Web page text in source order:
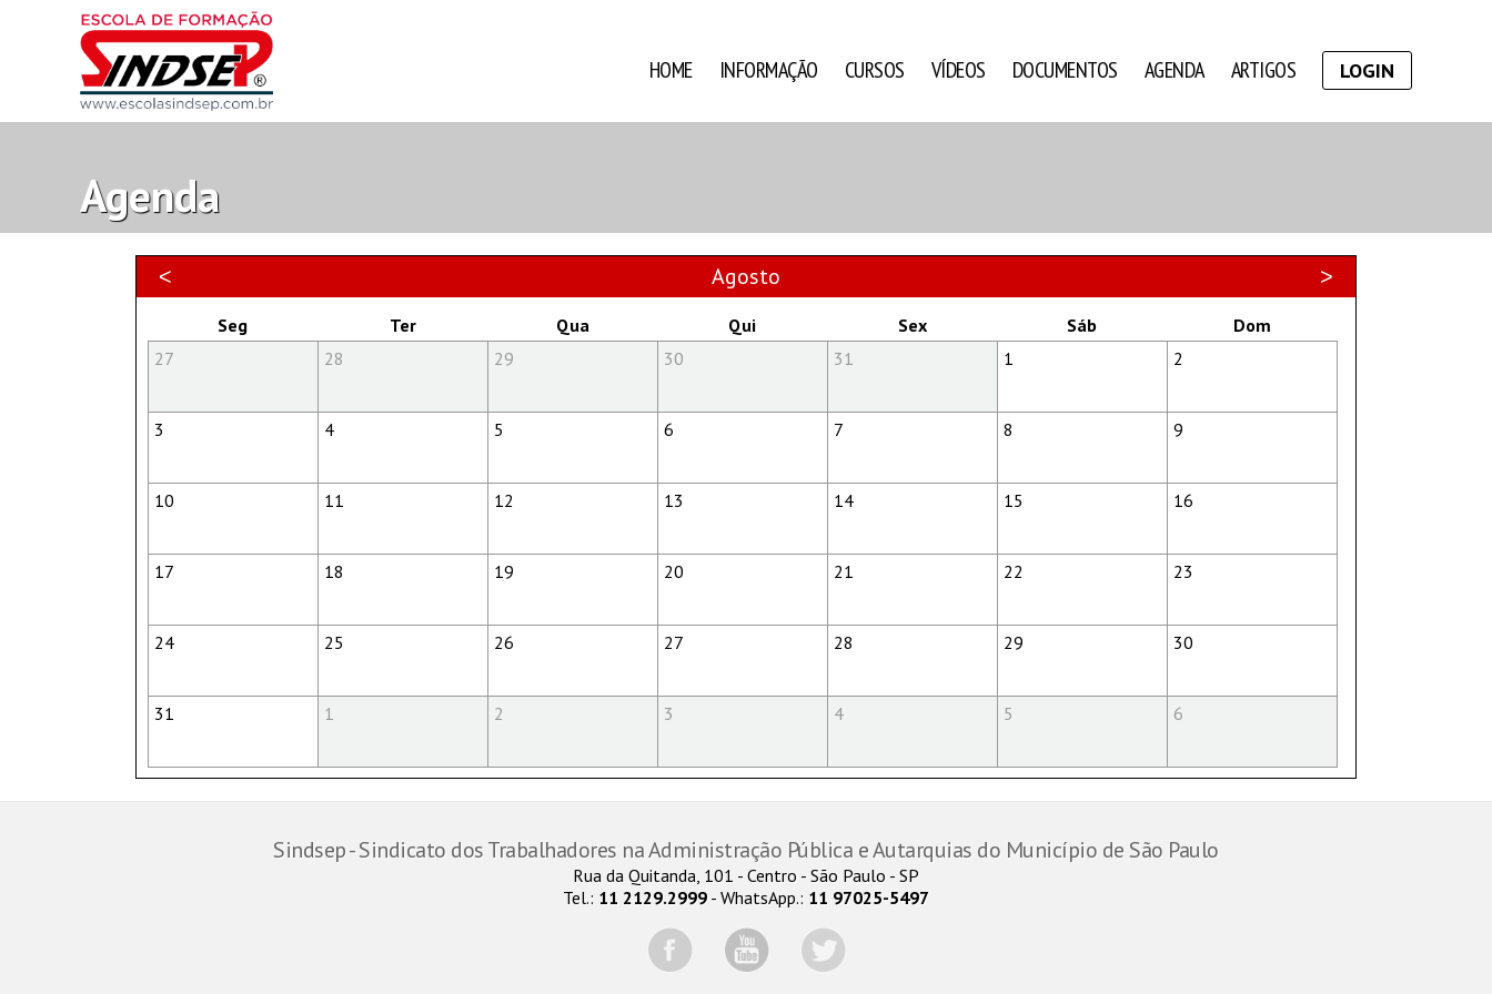
HOME INFORMAÇÃO CURSOS VÍDEOS DOCUMENTOS AGENDA ARTIGOS LOGIN
Agenda
< Agosto >
Seg Ter Qua Qui Sex Sáb
Dom
27
28 29 30 31 1 2
3 4 5 6 7 8 9
10 11 12 13 14 15 16
17 18 19 20 21 22 23
24 25 26 27 28 29 30
31 1 2 3 4 5 6
Sindsep - Sindicato dos Trabalhadores na Administração Pública e Autarquias do Município de São Paulo
Rua da Quitanda, 101 - Centro - São Paulo - SP
Tel.: 11 2129.2999 - WhatsApp.: 11 97025-5497